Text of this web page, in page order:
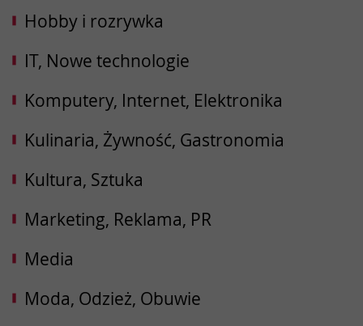
Hobby i rozrywka
IT, Nowe technologie
Komputery, Internet, Elektronika
Kulinaria, Żywność, Gastronomia
Kultura, Sztuka
Marketing, Reklama, PR
Media
Moda, Odzież, Obuwie